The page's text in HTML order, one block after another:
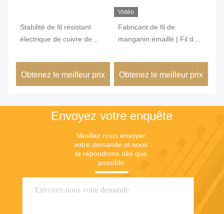
Stabilité de fil résistant
électrique de cuivre de
résistance d'émetteur
Obtenez le meilleur prix
Vidéo
Fabricant de fil de
manganin émaillé | Fil de
6J11 6J13
Obtenez le meilleur prix
Envoyez votre enquête
Veuillez nous envoyer
votre demande et nous
te répondrons dès que
possible.